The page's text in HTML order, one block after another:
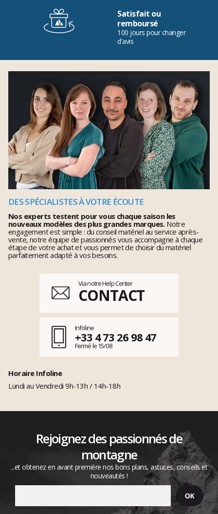
Satisfait ou
remboursé
100 jours pour changer
d'avis
DES SPÉCIALISTES À VOTRE ÉCOUTE
Nos experts testent pour vous chaque saison les
nouveaux modèles des plus grandes marques.Notre
engagement est simple : du conseil matériel au service après-
vente, notre équipe de passionnés vous accompagne à chaque
étape de votre achat et vous permet de choisir du matériel
parfaitement adapté à vos besoins.
Via notre Help Center
CONTACT
Infoline
+33 4 73 26 98 47
Fermé le 15/08
Horaire Infoline
Lundi au Vendredi 9h-13h / 14h-18h
Rejoignez des passionnés de
montagne
...et obtenez en avant première nos bons plans, astuces, conseils et
nouveautés !